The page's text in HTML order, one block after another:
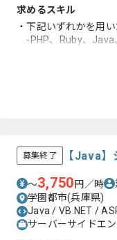
求めるスキル
・下記いずれかを用
-PHP、Ruby、Java
募集終了 【Java
〜3,750円／時
学園都市(兵庫県)
Java / VB.NET /
サーバーサイドエ